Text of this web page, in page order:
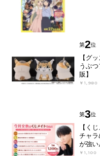
第2位
【グ
うぶ
販】
￥1,980
第3位
【く
チャラ
が強い
￥1,100